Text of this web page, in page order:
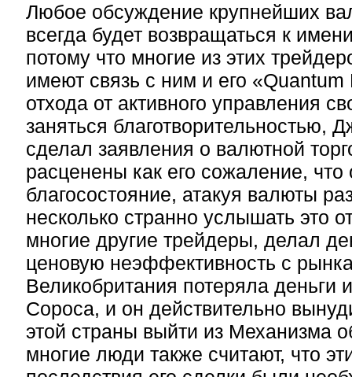
Любое обсуждение крупнейших
всегда будет возвращаться к
потому что многие из этих
имеют связь с ним и его
отхода от активного управления
заняться благотворительностью,
сделал заявления о валютной
расценены как его сожаление,
благосостояние, атакуя валюты
несколько странно услышать это
многие другие трейдеры, делал
ценовую неэффективность с
Великобритания потеряла деньги
Сороса, и он действительно
этой страны выйти из Механизма
многие люди также считают, что